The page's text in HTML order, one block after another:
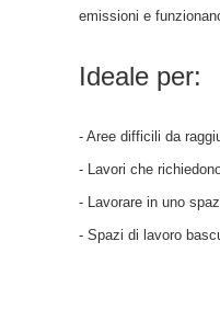
emissioni e
Ideale per:
- Aree difficili da
- Lavori che
- Lavorare in uno
- Spazi di lavoro